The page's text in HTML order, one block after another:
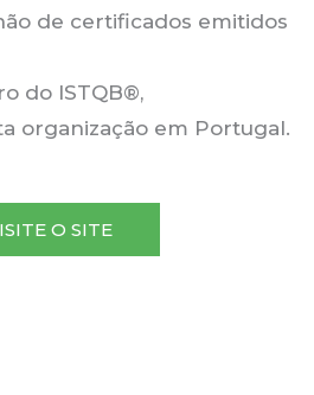
de certificados emitidos
do ISTQB®,
organização em Portugal.
O SITE